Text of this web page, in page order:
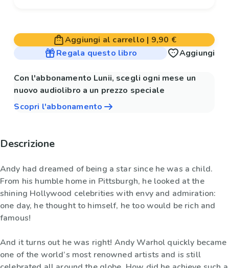
Aggiungi al carrello | 9,90 €
Regala questo libro
Aggiungi
Con l'abbonamento Lunii, scegli ogni mese un
nuovo audiolibro a un prezzo speciale
Scopri l'abbonamento
Descrizione
Andy had dreamed of being a star since he was a child.
From his humble home in Pittsburgh, he looked at the
shining Hollywood celebrities with envy and admiration:
one day, he thought to himself, he too would be rich and
famous!
And it turns out he was right! Andy Warhol quickly became
one of the world’s most renowned artists and is still